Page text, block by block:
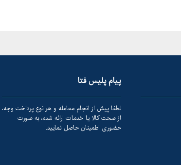
پیام پلیس فتا
لطفا پیش از انجام معامله و هر نوع پرداخت وجه،
از صحت کالا یا خدمات ارائه شده، به صورت
حضوری اطمینان حاصل نمایید.